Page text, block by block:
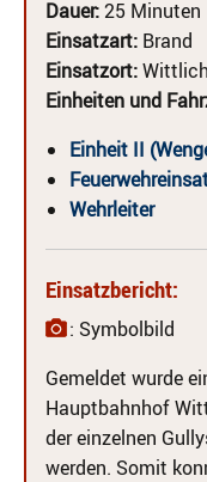
Dauer:25 Minuten
Einsatzart: Brand
Einsatzort:
Einheiten und
Einheit II
Wehrleiter
Einsatzbericht:
: Symbolbild
Gemeldet wurde
Hauptbahnhof
der einzelnen
werden. Somit